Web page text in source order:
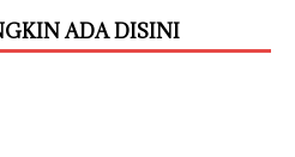
ADA DISINI